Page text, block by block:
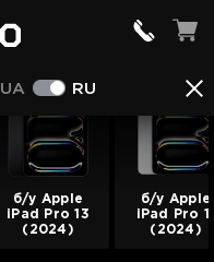
UA RU
б/у Apple
iPad Pro 13
(2024)
б/у Apple
iPad Pro
(2024)